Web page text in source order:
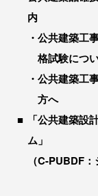
内
公共建築工
格試験につ
公共建築工
方へ
「公共建築設
ム」
（C-PUBDF